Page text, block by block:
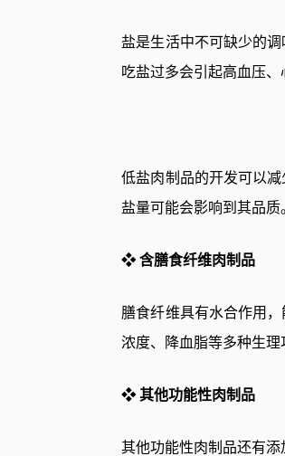
盐是生活中不可缺少的
吃盐过多会引起高血压、
低盐肉制品的开发可以
盐量可能会影响到其品质
❖含膳食纤维肉制品
膳食纤维具有水合作用
浓度、降血脂等多种生
❖其他功能性肉制品
其他功能性肉制品还有